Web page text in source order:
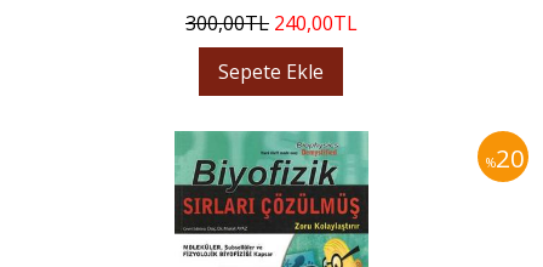
300,00TL 240,00TL
Sepete Ekle
%20